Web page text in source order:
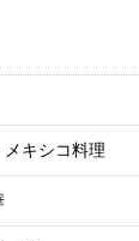
キシコ料理